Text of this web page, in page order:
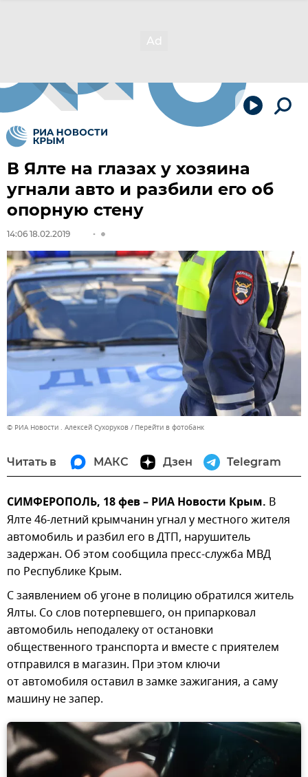
В Ялте на глазах у хозяина
угнали авто и разбили его об
опорную стену
14:06 18.02.2019
© РИА Новости . Алексей Сухоруков Перейти в фотобанк
Читать в МАКС Дзен Telegram
СИМФЕРОПОЛЬ, 18 фев – РИА Новости Крым. В
Ялте 46-летний крымчанин угнал у местного жителя
автомобиль и разбил его в ДТП, нарушитель
задержан. Об этом сообщила пресс-служба МВД
по Республике Крым.
С заявлением об угоне в полицию обратился житель
Ялты. Со слов потерпевшего, он припарковал
автомобиль неподалеку от остановки
общественного транспорта и вместе с приятелем
отправился в магазин. При этом ключи
от автомобиля оставил в замке зажигания, а саму
машину не запер.